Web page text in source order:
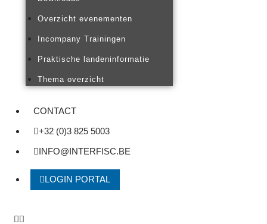
Overzicht evenementen
Incompany Trainingen
Praktische landeninformatie
Thema overzicht
CONTACT
+32 (0)3 825 5003
INFO@INTERFISC.BE
LOGIN PORTAL